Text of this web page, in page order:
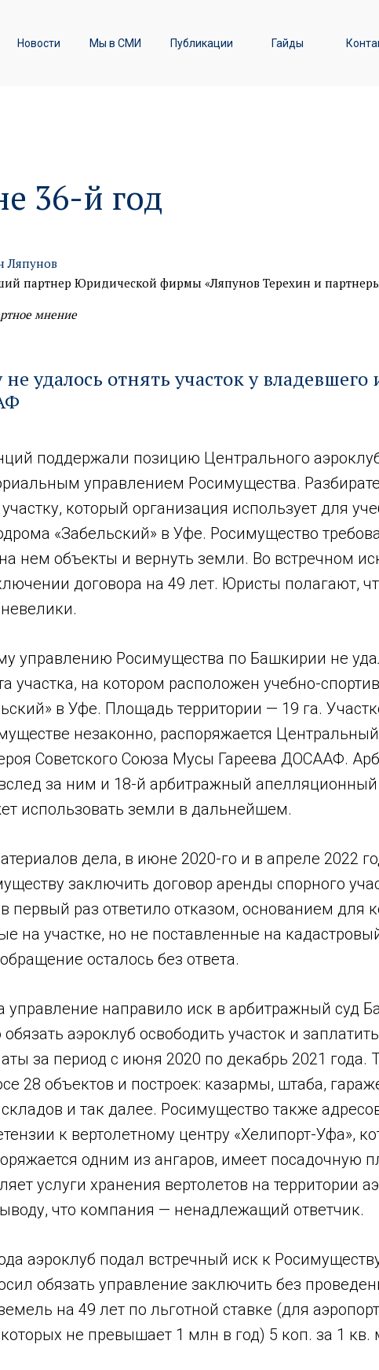
Мы в СМИ Публикации Гайды
Новости
Железнодорожные перевозки
36-й год
Ляпунов
партнер Юридической фирмы «Ляпунов Терехин и
мнение
удалось отнять участок у владевшего
поддержали позицию Центрального
управлением Росимущества.
который организация использует для
«Забельский» в Уфе. Росимущество
нем объекты и вернуть земли. Во встречном
договора на 49 лет. Юристы полагают,
управлению Росимущества по Башкирии не
участка, на котором расположен учебно-
в Уфе. Площадь территории — 19 га.
незаконно, распоряжается
Советского Союза Мусы Гареева ДОСААФ.
за ним и 18-й арбитражный апелляционный
использовать земли в дальнейшем.
дела, в июне 2020-го и в апреле 2022
заключить договор аренды спорного
первый раз ответило отказом, основанием для
на участке, но не поставленные на
осталось без ответа.
управление направило иск в арбитражный суд
аэроклуб освободить участок и
за период с июня 2020 по декабрь 2021 года.
28 объектов и построек: казармы, штаба,
и так далее. Росимущество также
к вертолетному центру «Хелипорт-Уфа»,
одним из ангаров, имеет посадочную
услуги хранения вертолетов на территории
что компания — ненадлежащий ответчик.
аэроклуб подал встречный иск к
обязать управление заключить без
на 49 лет по льготной ставке (для
не превышает 1 млн в год) 5 коп. за 1 кв.